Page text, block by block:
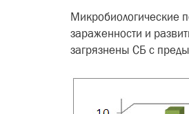
Микробиологические
зараженности и
загрязнены СБ с